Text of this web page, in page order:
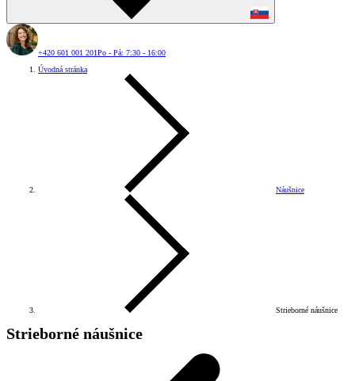
+420 601 001 201Po - Pá: 7:30 - 16:00
Úvodná stránka
Náušnice
Strieborné náušnice
Strieborné náušnice